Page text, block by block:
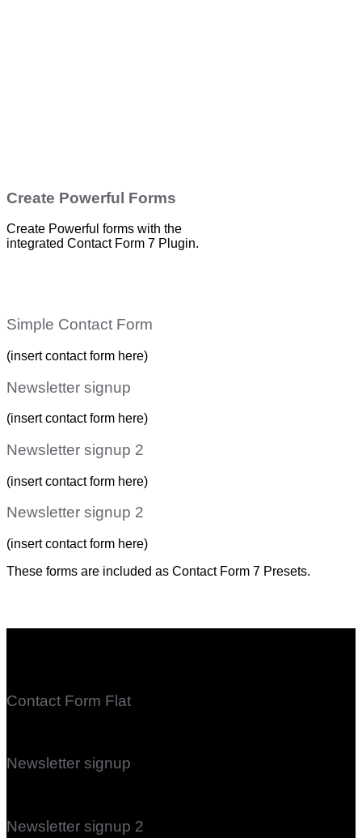
Create Powerful Forms
Create Powerful forms with the
integrated Contact Form 7 Plugin.
Simple Contact Form
(insert contact form here)
Newsletter signup
(insert contact form here)
Newsletter signup 2
(insert contact form here)
Newsletter signup 2
(insert contact form here)
These forms are included as Contact Form 7 Presets.
Contact Form Flat
Newsletter signup
Newsletter signup 2